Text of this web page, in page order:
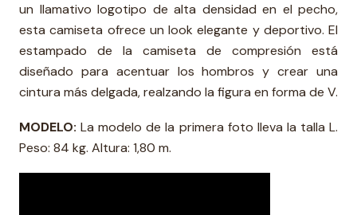
un llamativo logotipo de alta densidad en el pecho,
esta camiseta ofrece un look elegante y deportivo. El
estampado de la camiseta de compresión está
diseñado para acentuar los hombros y crear una
cintura más delgada, realzando la figura en forma de V.
MODELO: La modelo de la primera foto lleva la talla L.
Peso: 84 kg. Altura: 1,80 m.